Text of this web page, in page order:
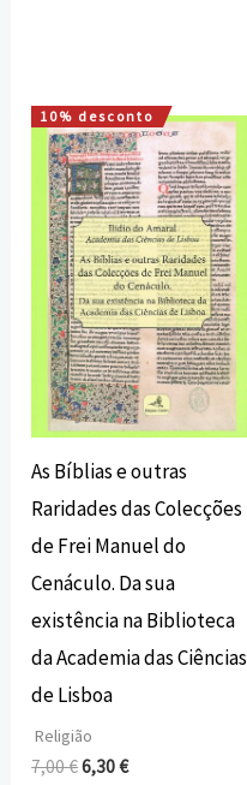
10% desconto
As Bíblias e outras
Raridades das Colecções
de Frei Manuel do
Cenáculo. Da sua
existência na Biblioteca
da Academia das Ciências
de Lisboa
Religião
7,00€
O
preço
original
era:
7,00 €.
6,30€
O
preço
atual
é:
6,30 €.